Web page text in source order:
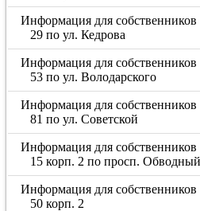
Информация для
29 по ул. Кедрова
Информация для
53 по ул. Володарского
Информация для
81 по ул. Советской
Информация для
15 корп. 2 по просп.
Информация для
50 корп. 2